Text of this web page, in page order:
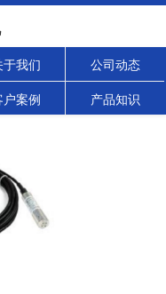
于我们 公司动态
户案例 产品知识